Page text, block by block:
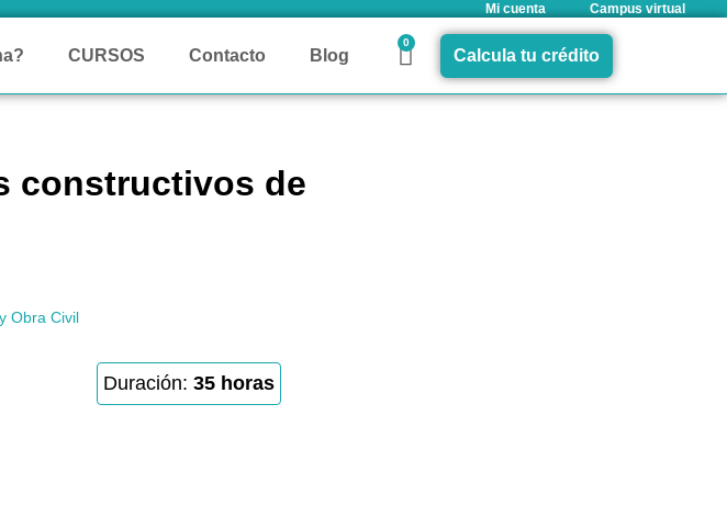
Mi cuenta Campus virtual
CURSOS Contacto Blog
0
Calcula tu crédito
constructivos de
Obra Civil
Duración: 35 horas